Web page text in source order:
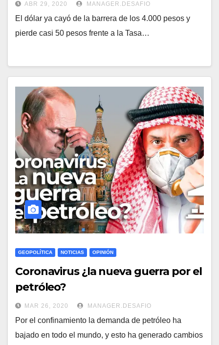
ABR 29, 2020 MANAGER.DESAFIO
El dólar ya cayó de la barrera de los 4.000 pesos y
pierde casi 50 pesos frente a la Tasa…
GEOPOLÍTICA NOTICIAS OPINIÓN
Coronavirus ¿la nueva guerra por el
petróleo?
MAR 26, 2020 MANAGER.DESAFIO
Por el confinamiento la demanda de petróleo ha
bajado en todo el mundo, y esto ha generado cambios